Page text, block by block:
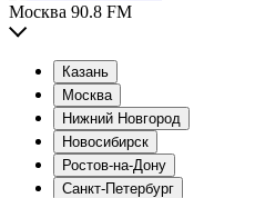
Москва 90.8 FM
Казань
Москва
Нижний Новгород
Новосибирск
Ростов-на-Дону
Санкт-Петербург